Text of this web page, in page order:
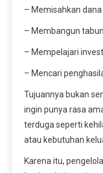
– Memisahkan
– Membangun
– Mempelajari
– Mencari
Tujuannya bukan
ingin punya rasa
terduga seperti
atau kebutuhan
Karena itu,